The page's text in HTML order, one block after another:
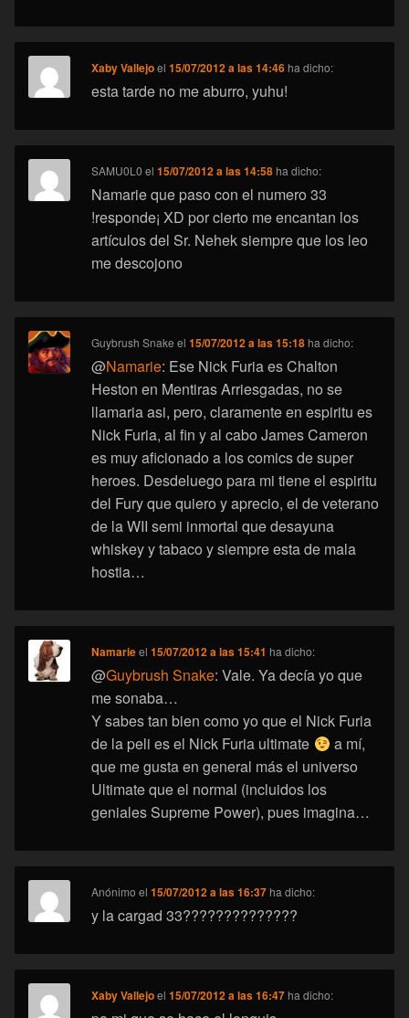
Xaby Vallejoel15/07/2012 a las 14:46 ha dicho:
esta tarde no me aburro, yuhu!
SAMU0L0 el15/07/2012 a las 14:58 ha dicho:
Namarie que paso con el numero 33
!responde¡ XD por cierto me encantan los
artículos del Sr. Nehek siempre que los leo
me descojono
Guybrush Snake el15/07/2012 a las 15:18 ha dicho:
@Namarie: Ese Nick Furia es Chalton
Heston en Mentiras Arriesgadas, no se
llamaria asi, pero, claramente en espiritu es
Nick Furia, al fin y al cabo James Cameron
es muy aficionado a los comics de super
heroes. Desdeluego para mi tiene el espiritu
del Fury que quiero y aprecio, el de veterano
de la WII semi inmortal que desayuna
whiskey y tabaco y siempre esta de mala
hostia…
Namarieel15/07/2012 a las 15:41 ha dicho:
@Guybrush Snake: Vale. Ya decía yo que
me sonaba…
Y sabes tan bien como yo que el Nick Furia
de la peli es el Nick Furia ultimate
a mí,
que me gusta en general más el universo
Ultimate que el normal (incluidos los
geniales Supreme Power), pues imagina…
Anónimo el15/07/2012 a las 16:37 ha dicho:
y la cargad 33??????????????
Xaby Vallejoel15/07/2012 a las 16:47 ha dicho: